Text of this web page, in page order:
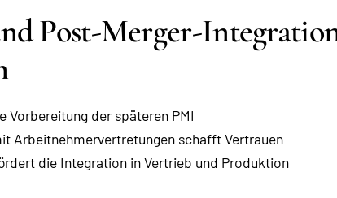
Post-Merger-
Vorbereitung der späteren PMI
Arbeitnehmervertretungen schafft Vertrauen
die Integration in Vertrieb und Produktion